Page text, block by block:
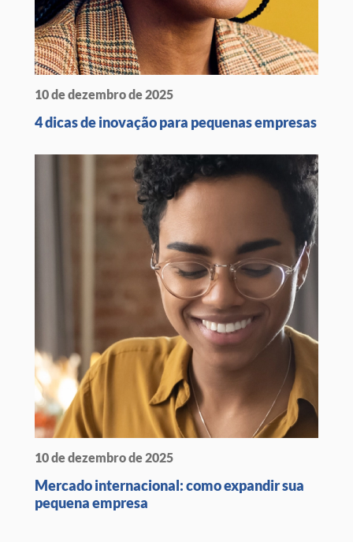
10 de dezembro de 2025
4 dicas de inovação para pequenas empresas
10 de dezembro de 2025
Mercado internacional: como expandir sua
pequena empresa